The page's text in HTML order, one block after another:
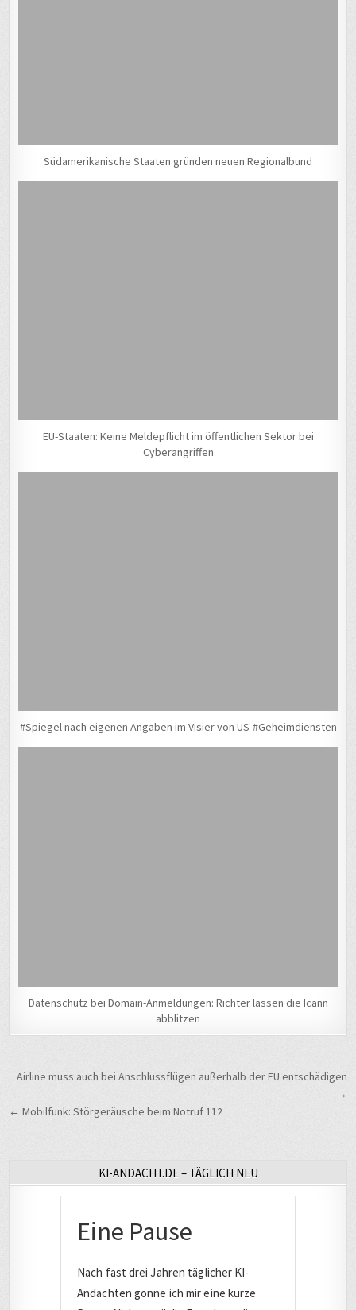
Südamerikanische Staaten gründen neuen Regionalbund
EU-Staaten: Keine Meldepflicht im öffentlichen Sektor bei
Cyberangriffen
#Spiegel nach eigenen Angaben im Visier von US-#Geheimdiensten
Datenschutz bei Domain-Anmeldungen: Richter lassen die Icann
abblitzen
Beitragsnavigation
Airline muss auch bei Anschlussflügen außerhalb der EU entschädigen
→
← Mobilfunk: Störgeräusche beim Notruf 112
KI-ANDACHT.DE – TÄGLICH NEU